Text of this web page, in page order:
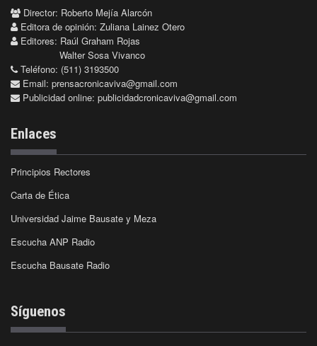
Director: Roberto Mejía Alarcón
Editora de opinión: Zuliana Lainez Otero
Editores: Raúl Graham Rojas
Walter Sosa Vivanco
Teléfono: (511) 3193500
Email: prensacronicaviva@gmail.com
Publicidad online: publicidadcronicaviva@gmail.com
Enlaces
Principios Rectores
Carta de Ética
Universidad Jaime Bausate y Meza
Escucha ANP Radio
Escucha Bausate Radio
Síguenos